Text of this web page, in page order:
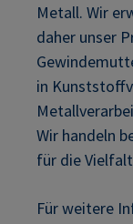
Metall. Wir
daher unser
in
Wir handeln
für die
Für weitere